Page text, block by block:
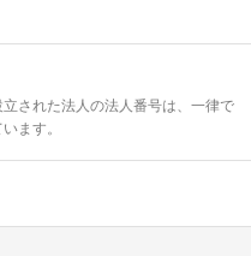
された法人の法人番号は、一律で
ます。